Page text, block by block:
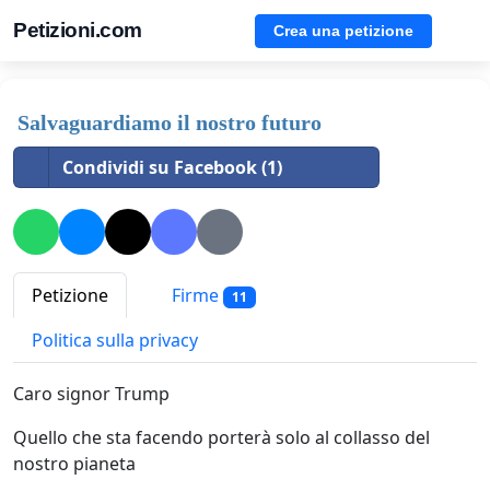
Petizioni.com Crea una petizione
Salvaguardiamo il nostro futuro
Condividi su Facebook (1)
Petizione Firme 11
Politica sulla privacy
Caro signor Trump
Quello che sta facendo porterà solo al collasso del
nostro pianeta